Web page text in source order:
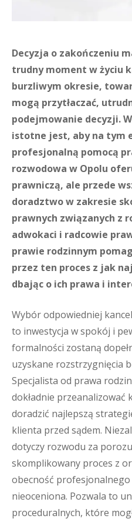
Decyzja o zakończeniu
trudny moment w życiu
burzliwym okresie,
mogą przytłaczać,
podejmowanie decyzji.
istotne jest, aby na tym
profesjonalną pomocą
rozwodowa w Opolu
prawniczą, ale przede
doradztwo w zakresie
prawnych związanych z
adwokaci i radcowie
prawie rodzinnym
przez ten proces z jak
dbając o ich prawa i
Wybór odpowiedniej
to inwestycja w spokój i
formalności zostaną
uzyskane rozstrzygnięcia
Specjalista od prawa
dokładnie przeanalizować
doradzić najlepszą
klienta przed sądem.
dotyczy rozwodu za
skomplikowany proces z
obecność profesjonalnego
nieoceniona. Pozwala to
proceduralnych, które